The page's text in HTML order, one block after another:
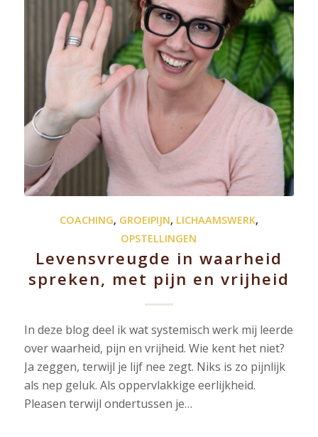
COACHING, GROEIPIJN, LICHAAMSWERK,
OPSTELLINGEN
Levensvreugde in waarheid
spreken, met pijn en vrijheid
In deze blog deel ik wat systemisch werk mij leerde
over waarheid, pijn en vrijheid. Wie kent het niet?
Ja zeggen, terwijl je lijf nee zegt. Niks is zo pijnlijk
als nep geluk. Als oppervlakkige eerlijkheid.
Pleasen terwijl ondertussen je…